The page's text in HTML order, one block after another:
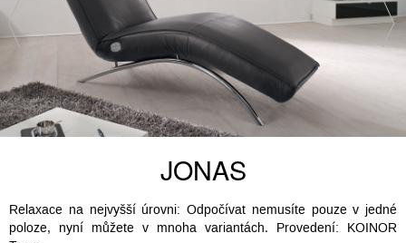
JONAS
Relaxace na nejvyšší úrovni: Odpočívat nemusíte pouze v jedné
poloze, nyní můžete v mnoha variantách. Provedení: KOINOR